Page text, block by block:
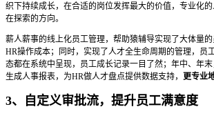
织下持续成长，在合适的岗位发挥最大的价值，专业化
在探索的方向。
薪人薪事的线上化员工管理，帮助猿辅导实现了大体量
HR操作成本；同时，实现了人才全生命周期的管理，员
态都在系统中呈现，员工成长记录一目了然；年中、年
生成人事报表，为HR做人才盘点提供数据支持， 更专业
3、自定义审批流，提升员工满意度